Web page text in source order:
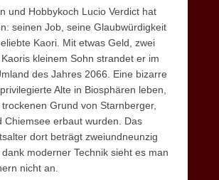
und Hobbykoch Lucio Verdict hat
seinen Job, seine Glaubwürdigkeit
Kaori. Mit etwas Geld, zwei
kleinem Sohn strandet er im
des Jahres 2066. Eine bizarre
Alte in Biosphären leben,
Grund von Starnberger,
Chiemsee erbaut wurden. Das
dort beträgt zweiundneunzig
moderner Technik sieht es man
nicht an.